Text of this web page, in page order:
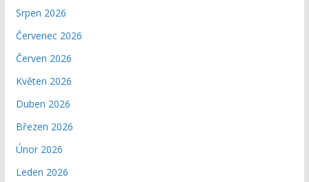
Srpen 2026
Červenec 2026
Červen 2026
Květen 2026
Duben 2026
Březen 2026
Únor 2026
Leden 2026